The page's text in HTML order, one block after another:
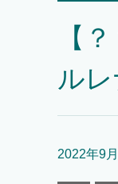
【
ル
2022年9